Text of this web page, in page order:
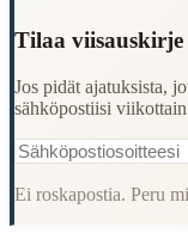
Tilaa viisauskirje
Jos pidät ajatuksista,
sähköpostiisi
Ei roskapostia. Peru